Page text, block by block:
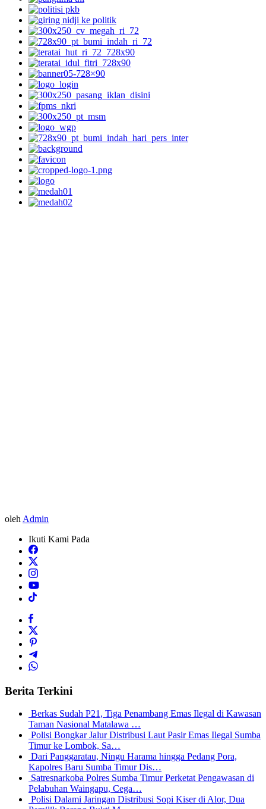
oleh Admin
Ikuti Kami Pada
Berita Terkini
Berkas Sudah P21, Tiga Penambang Emas Ilegal di Kawasan
Taman Nasional Matalawa …
Polisi Bongkar Jalur Distribusi Laut Pasir Emas Ilegal Sumba
Timur ke Lombok, Sa…
Dari Panggaratau, Ningu Harama hingga Pedang Pora,
Kapolres Baru Sumba Timur Dis…
Satresnarkoba Polres Sumba Timur Perketat Pengawasan di
Pelabuhan Waingapu, Cega…
Polisi Dalami Jaringan Distribusi Sopi Kiser di Alor, Dua